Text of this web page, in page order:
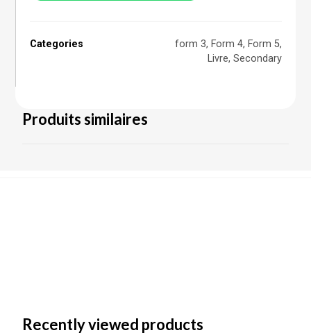
Categories form 3, Form 4, Form 5,
Livre, Secondary
Produits similaires
Recently viewed products